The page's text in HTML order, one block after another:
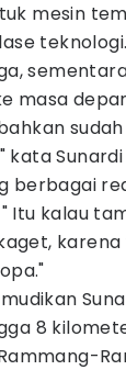
mesin
masa
kata
berbagai
Itu kalau
8